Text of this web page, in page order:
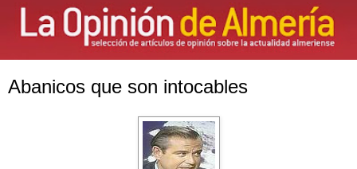
Abanicos que son intocables